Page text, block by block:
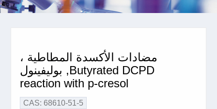
مضادات الأكسدة المطاطية ،
بوليفينول ,Butyrated DCPD
reaction with p-cresol
CAS: 68610-51-5